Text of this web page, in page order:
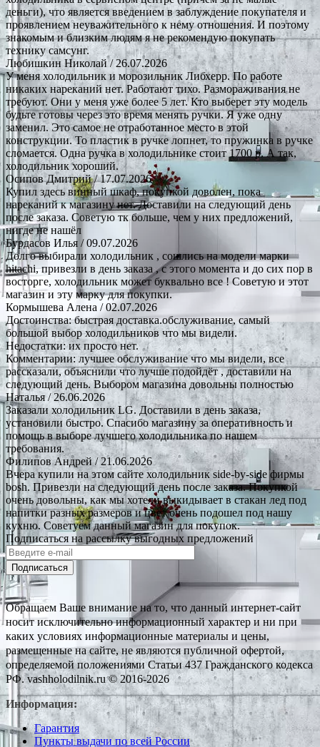
деньги), что является введением в заблуждение покупателя и
проявлением неуважительного к нему отношения. И поэтому
знакомым и близким людям я не рекомендую покупать
технику самсунг.
Любишкин Николай/ 26.07.2026
У меня холодильник и морозильник Либхерр. По работе
никаких нареканий нет. Работают тихо. Размораживания не
требуют. Они у меня уже более 5 лет. Кто выберет эту модель
будьте готовы через это время менять ручки. Я уже одну
заменил. Это самое не отработанное место в этой
конструкции. То пластик в ручке лопнет, то пружинка в ручке
сломается. Одна ручка в холодильнике стоит 1700 р. А так,
холодильник хороший.
Осипов Дмитрий/ 17.07.2026
Купил здесь винный шкаф, покупкой доволен, пока
нареканий к магазину нет. Доставили на следующий день
после заказа. Советую тк больше, чем у них предложений,
нигде не нашёл
Бурдасов Илья / 09.07.2026
Долго выбирали холодильник , сошлись на модели марки
hitachi, привезли в день заказа , с этого момента и до сих пор в
восторге, холодильник может буквально все ! Советую и этот
магазин и эту марку для покупки.
Кормышева Алена / 02.07.2026
Достоинства: быстрая доставка.обслуживание, самый
большой выбор холодильников что мы видели.
Недостатки: их просто нет.
Комментарии: лучшее обслуживание что мы видели, все
рассказали, объяснили что лучше подойдёт , доставили на
следующий день. Выбором магазина довольны полностью
Наталья/ 26.06.2026
Заказали холодильник LG. Доставили в день заказа,
установили быстро. Спасибо магазину за оперативность и
помощь в выборе лучшего холодильника по нашем
требования.
Филипов Андрей / 21.06.2026
Вчера купили на этом сайте холодильник side-by-side фирмы
bosh. Привезли на следующий день после заказа. Покупкой
очень довольны, как мы хотели выкидывает в стакан лед под
напитки разных размеров и цвет очень подошел под нашу
кухню. Советуем данный магазин для покупок.
Подписаться на рассылку выгодных предложений
Подписаться
Обращаем Ваше внимание на то, что данный интернет-сайт
носит исключительно информационный характер и ни при
каких условиях информационные материалы и цены,
размещенные на сайте, не являются публичной офертой,
определяемой положениями Статьи 437 Гражданского кодекса
РФ. vashholodilnik.ru © 2016-2026
Информация:
Гарантия
Пункты выдачи по всей России